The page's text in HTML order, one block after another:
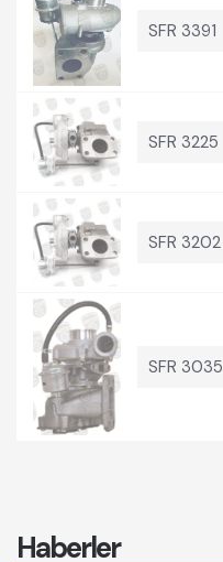
SFR 3391
SFR 3225
SFR 3202
SFR 3035
Haberler